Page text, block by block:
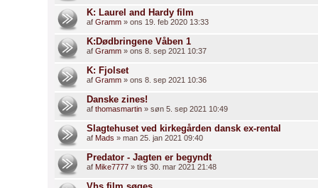
K: Laurel and Hardy film
af Gramm » ons 19. feb 2020 13:33
K:Dødbringene Våben 1
af Gramm » ons 8. sep 2021 10:37
K: Fjolset
af Gramm » ons 8. sep 2021 10:36
Danske zines!
af thomasmartin » søn 5. sep 2021 10:49
Slagtehuset ved kirkegården dansk ex-rental
af Mads » man 25. jan 2021 09:40
Predator - Jagten er begyndt
af Mike7777 » tirs 30. mar 2021 21:48